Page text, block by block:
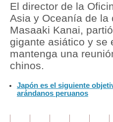
Política
Tu Dinero
Finanzas Personales
Plus G
Opinión
El director de la
Asia y Oceanía de la
Masaaki Kanai,
gigante asiático y se
mantenga una
chinos.
Japón es el siguiente
arándanos peruanos